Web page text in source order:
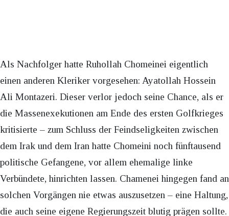
Als Nachfolger hatte Ruhollah Chomeinei eigentlich
einen anderen Kleriker vorgesehen: Ayatollah Hossein
Ali Montazeri. Dieser verlor jedoch seine Chance, als er
die Massenexekutionen am Ende des ersten Golfkrieges
kritisierte – zum Schluss der Feindseligkeiten zwischen
dem Irak und dem Iran hatte Chomeini noch fünftausend
politische Gefangene, vor allem ehemalige linke
Verbündete, hinrichten lassen. Chamenei hingegen fand an
solchen Vorgängen nie etwas auszusetzen – eine Haltung,
die auch seine eigene Regierungszeit blutig prägen sollte.